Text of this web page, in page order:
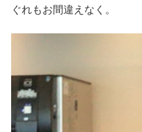
ぐれもお間違えなく。